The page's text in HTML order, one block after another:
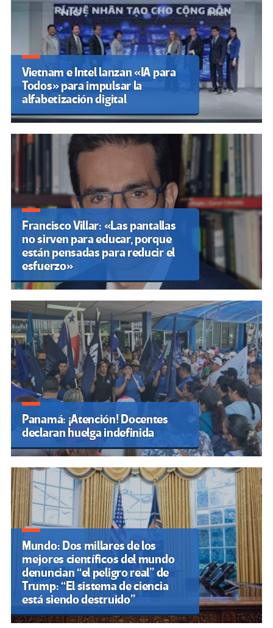
Vietnam e Intel lanzan «IA para
Todos» para impulsar la
alfabetización digital
Francisco Villar: «Las pantallas
no sirven para educar, porque
están pensadas para reducir el
esfuerzo»
Panamá: ¡Atención! Docentes
declaran huelga indefinida
Mundo: Dos millares de los
mejores científicos del mundo
denuncian “el peligro real” de
Trump: “El sistema de ciencia
está siendo destruido”